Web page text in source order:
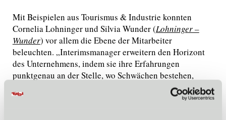
Mit Beispielen aus Tourismus & Industrie konnten
Cornelia Lohninger und Silvia Wunder (Lohninger –
Wunder) vor allem die Ebene der Mitarbeiter
beleuchten. „Interimsmanager erweitern den Horizont
des Unternehmens, indem sie ihre Erfahrungen
punktgenau an der Stelle, wo Schwächen bestehen,
einbringen können. Unternehmen und Mitarbeiter
profitieren auf unterschiedlichen Ebenen und sollen